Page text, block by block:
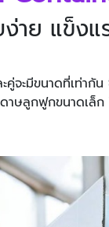
ย แข็งแ
ะมีขนาดที่เท่ากัน
าษลูกฟูกขนาดเล็